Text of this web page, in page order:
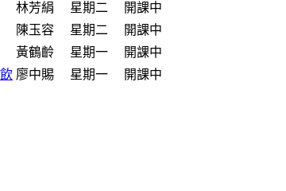
林芳絹 星期二
開課中
陳玉容 星期二
開課中
黃鶴齡 星期一
開課中
廖中賜 星期一
開課中